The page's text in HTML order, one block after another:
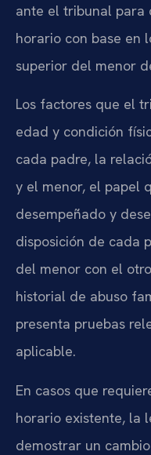
ante el tribunal para
horario con base en
superior del menor
Los factores que el
edad y condición
cada padre, la
y el menor, el papel
desempeñado y
disposición de cada
del menor con el
historial de abuso
presenta pruebas
aplicable.
En casos que
horario existente, la
demostrar un